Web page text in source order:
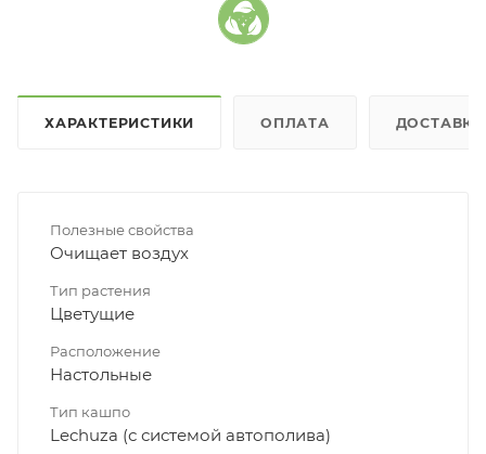
ХАРАКТЕРИСТИКИ ОПЛАТА ДОСТАВКА
Полезные свойства
Очищает воздух
Тип растения
Цветущие
Расположение
Настольные
Тип кашпо
Lechuza (с системой автополива)